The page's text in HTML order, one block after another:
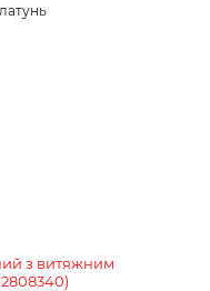
латунь
з витяжним